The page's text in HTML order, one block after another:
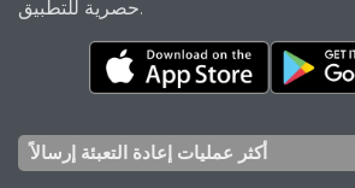
حصرية للتطبيق.
أكثر عمليات إعادة التعبئة إرسالاً